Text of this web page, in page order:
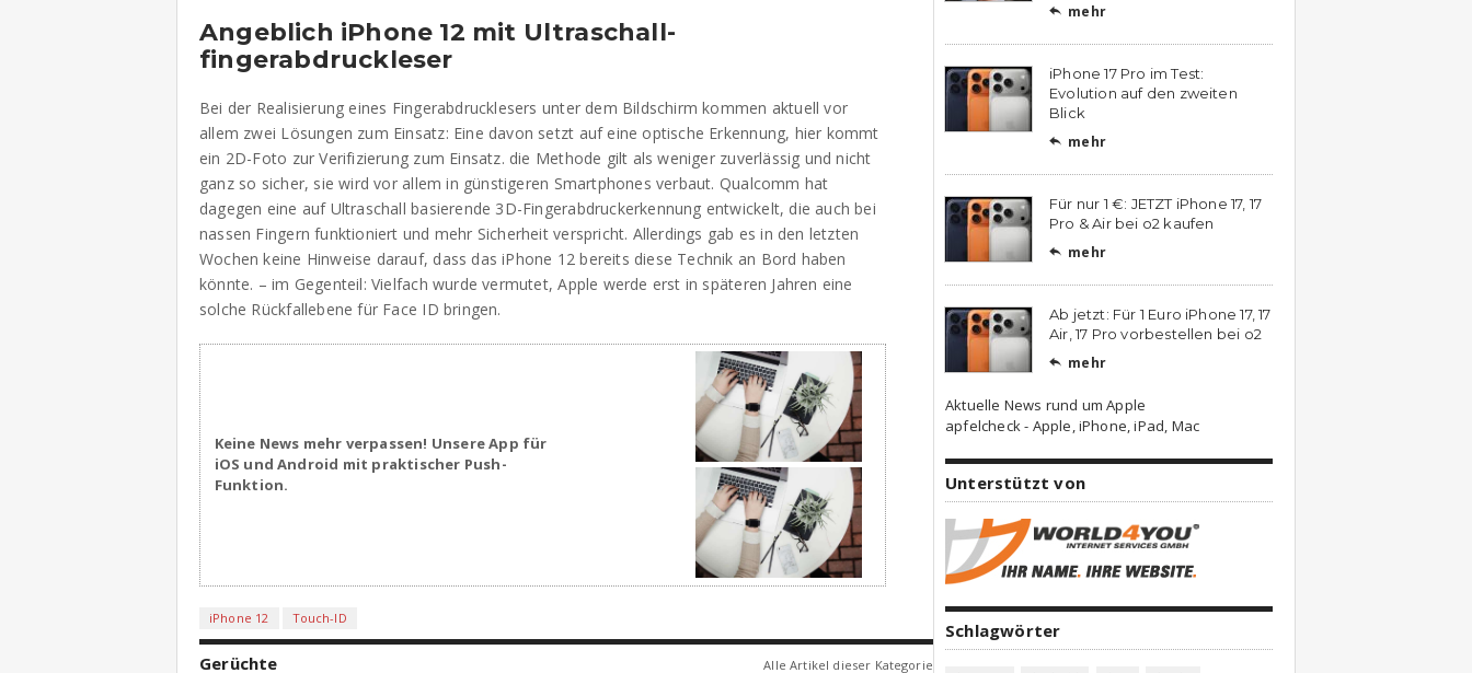
Angeblich iPhone 12 mit Ultraschall-
fingerabdruckleser
Bei der Realisierung eines Fingerabdrucklesers unter dem Bildschirm kommen aktuell vor
allem zwei Lösungen zum Einsatz: Eine davon setzt auf eine optische Erkennung, hier kommt
ein 2D-Foto zur Verifizierung zum Einsatz. die Methode gilt als weniger zuverlässig und nicht
ganz so sicher, sie wird vor allem in günstigeren Smartphones verbaut. Qualcomm hat
dagegen eine auf Ultraschall basierende 3D-Fingerabdruckerkennung entwickelt, die auch bei
nassen Fingern funktioniert und mehr Sicherheit verspricht. Allerdings gab es in den letzten
Wochen keine Hinweise darauf, dass das iPhone 12 bereits diese Technik an Bord haben
könnte. – im Gegenteil: Vielfach wurde vermutet, Apple werde erst in späteren Jahren eine
solche Rückfallebene für Face ID bringen.
Keine News mehr verpassen! Unsere App für
iOS und Android mit praktischer Push-
Funktion.
iPhone 12 Touch-ID
Gerüchte Alle Artikel dieser Kategorie
 mehr
iPhone 17 Pro im Test:
Evolution auf den zweiten
Blick
 mehr
Für nur 1 €: JETZT iPhone 17, 17
Pro & Air bei o2 kaufen
 mehr
Ab jetzt: Für 1 Euro iPhone 17, 17
Air, 17 Pro vorbestellen bei o2
 mehr
Aktuelle News rund um Apple
apfelcheck - Apple, iPhone, iPad, Mac
Unterstützt von
Schlagwörter